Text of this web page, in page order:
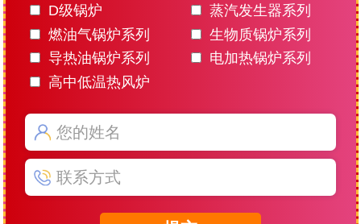
D级锅炉
蒸汽发生器系列
燃油气锅炉系列
生物质锅炉系列
导热油锅炉系列
电加热锅炉系列
高中低温热风炉